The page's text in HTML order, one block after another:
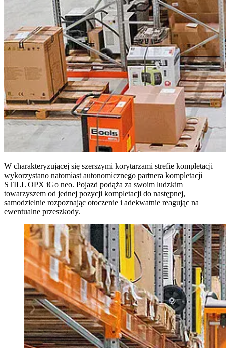
W charakteryzującej się szerszymi korytarzami strefie kompletacji
wykorzystano natomiast autonomicznego partnera kompletacji
STILL OPX iGo neo. Pojazd podąża za swoim ludzkim
towarzyszem od jednej pozycji kompletacji do następnej,
samodzielnie rozpoznając otoczenie i adekwatnie reagując na
ewentualne przeszkody.